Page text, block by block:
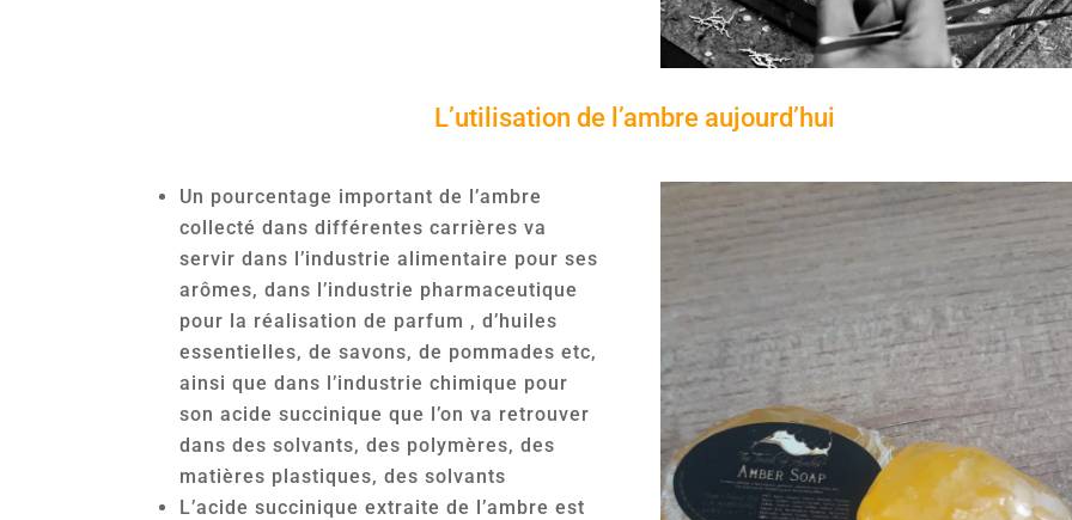
L’utilisation de l’ambre aujourd’hui
Un pourcentage important de l’ambre
collecté dans différentes carrières va
servir dans l’industrie alimentaire pour ses
arômes, dans l’industrie pharmaceutique
pour la réalisation de parfum , d’huiles
essentielles, de savons, de pommades etc,
ainsi que dans l’industrie chimique pour
son acide succinique que l’on va retrouver
dans des solvants, des polymères, des
matières plastiques, des solvants
L’acide succinique extraite de l’ambre est